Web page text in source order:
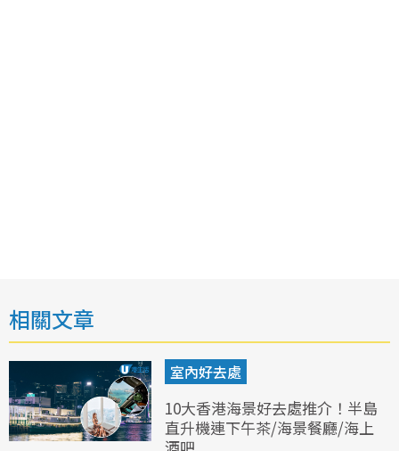
相關文章
室內好去處
10大香港海景好去處推介！半島
直升機連下午茶/海景餐廳/海上